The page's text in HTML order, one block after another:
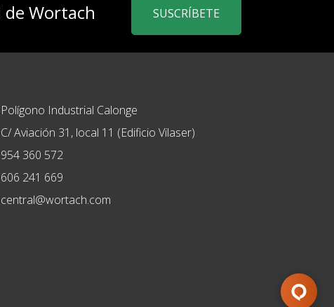
Wortach SUSCRÍBETE
Polígono Industrial Calonge
C/ Aviación 31, local 11 (Edificio Vilaser)
954 360 572
606 241 669
central@wortach.com